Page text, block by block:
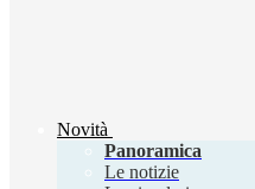
Novità
Panoramica
Le notizie